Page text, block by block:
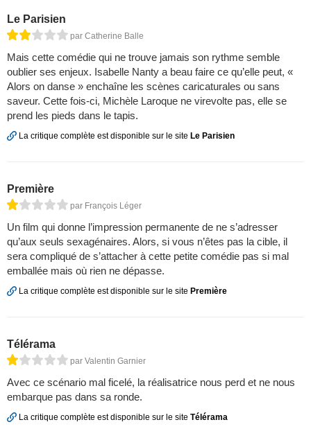
Le Parisien
par Catherine Balle
Mais cette comédie qui ne trouve jamais son rythme semble
oublier ses enjeux. Isabelle Nanty a beau faire ce qu’elle peut, «
Alors on danse » enchaîne les scènes caricaturales ou sans
saveur. Cette fois-ci, Michèle Laroque ne virevolte pas, elle se
prend les pieds dans le tapis.
La critique complète est disponible sur le site Le Parisien
Première
par François Léger
Un film qui donne l’impression permanente de ne s’adresser
qu’aux seuls sexagénaires. Alors, si vous n’êtes pas la cible, il
sera compliqué de s’attacher à cette petite comédie pas si mal
emballée mais où rien ne dépasse.
La critique complète est disponible sur le site Première
Télérama
par Valentin Garnier
Avec ce scénario mal ficelé, la réalisatrice nous perd et ne nous
embarque pas dans sa ronde.
La critique complète est disponible sur le site Télérama